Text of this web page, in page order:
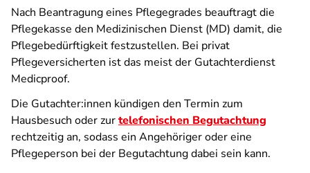
Nach Beantragung eines Pflegegrades beauftragt die
Pflegekasse den Medizinischen Dienst (MD) damit, die
Pflegebedürftigkeit festzustellen. Bei privat
Pflegeversicherten ist das meist der Gutachterdienst
Medicproof.
Die Gutachter:innen kündigen den Termin zum
Hausbesuch oder zurtelefonischen Begutachtung
rechtzeitig an, sodass ein Angehöriger oder eine
Pflegeperson bei der Begutachtung dabei sein kann.